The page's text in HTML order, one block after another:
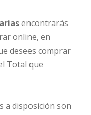
encontrarás
online, en
desees comprar
Total que
a disposición son